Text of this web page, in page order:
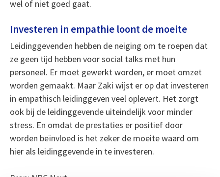
wel of niet goed gaat.
Investeren in empathie loont de moeite
Leidinggevenden hebben de neiging om te roepen dat
ze geen tijd hebben voor social talks met hun
personeel. Er moet gewerkt worden, er moet omzet
worden gemaakt. Maar Zaki wijst er op dat investeren
in empathisch leidinggeven veel oplevert. Het zorgt
ook bij de leidinggevende uiteindelijk voor minder
stress. En omdat de prestaties er positief door
worden beïnvloed is het zeker de moeite waard om
hier als leidinggevende in te investeren.